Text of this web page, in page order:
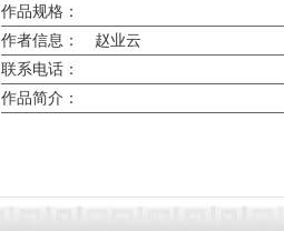
作品规格：
作者信息：
赵业云
联系电话：
作品简介：